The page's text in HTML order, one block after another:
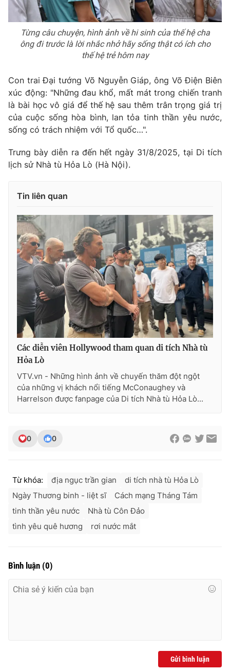
Từng câu chuyện, hình ảnh về hi sinh của thế hệ cha
ông đi trước là lời nhắc nhở hãy sống thật có ích cho
thế hệ trẻ hôm nay
Con trai Đại tướng Võ Nguyễn Giáp, ông Võ Điện Biên
xúc động: "Những đau khổ, mất mát trong chiến tranh
là bài học vô giá để thế hệ sau thêm trân trọng giá trị
của cuộc sống hòa bình, lan tỏa tinh thần yêu nước,
sống có trách nhiệm với Tổ quốc…".
Trưng bày diễn ra đến hết ngày 31/8/2025, tại Di tích
lịch sử Nhà tù Hỏa Lò (Hà Nội).
Tin liên quan
Các diễn viên Hollywood tham quan di tích Nhà tù
Hỏa Lò
VTV.vn - Những hình ảnh về chuyến thăm đột ngột
của những vị khách nổi tiếng McConaughey và
Harrelson được fanpage của Di tích Nhà tù Hỏa Lò...
0 0
Từ khóa: địa ngục trần gian
di tích nhà tù Hỏa Lò
Ngày Thương binh - liệt sĩ
Cách mạng Tháng Tám
tinh thần yêu nước
Nhà tù Côn Đảo
tình yêu quê hương
rơi nước mắt
Bình luận (0)
Gửi bình luận